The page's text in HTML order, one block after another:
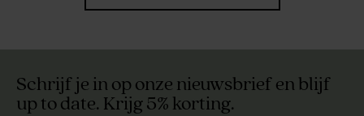
Schrijf je in op onze nieuwsbrief en blijf
up to date. Krijg 5% korting.